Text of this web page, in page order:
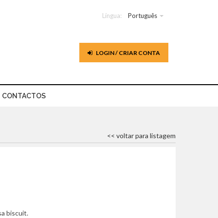
Língua: Português
LOGIN / CRIAR CONTA
CONTACTOS
<< voltar para listagem
biscuit.